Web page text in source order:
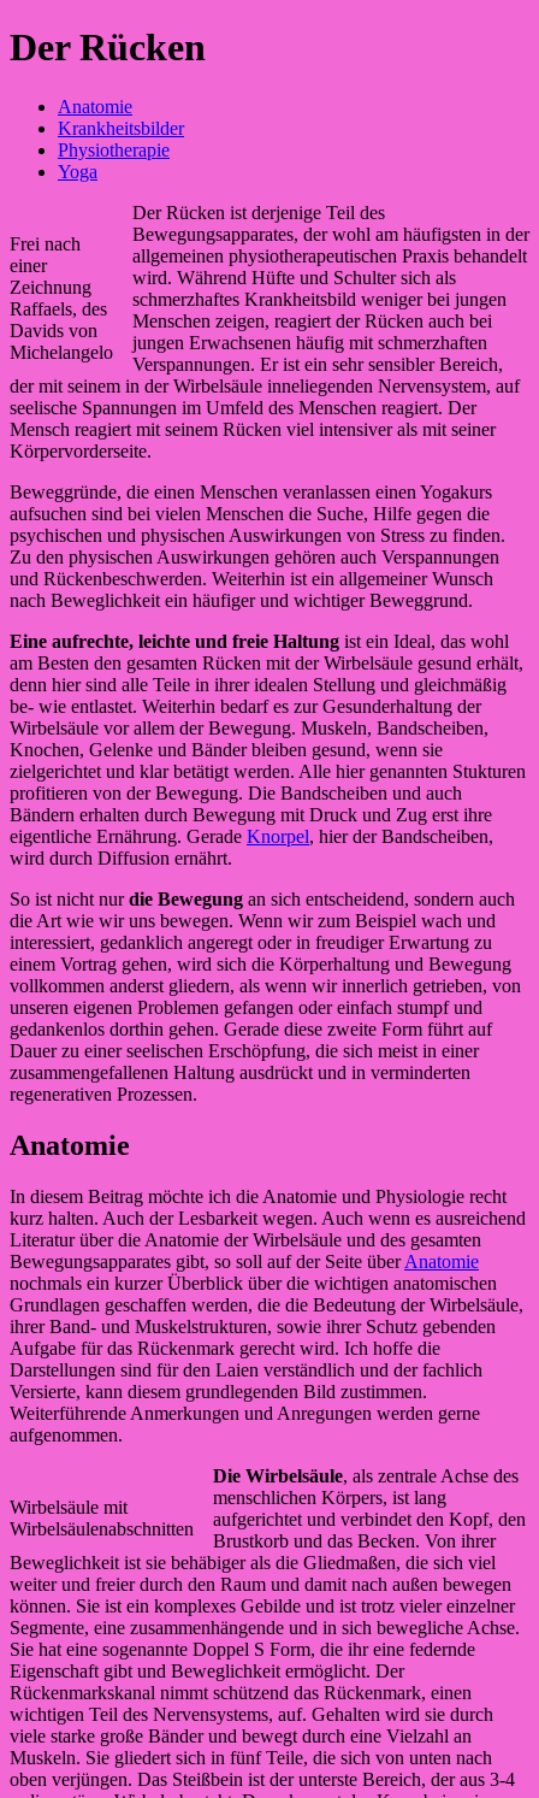
Der Rücken
Anatomie
Krankheitsbilder
Physiotherapie
Yoga
Frei nach
einer
Zeichnung
Raffaels, des
Davids von
Michelangelo
Der Rücken ist derjenige Teil des
Bewegungsapparates, der wohl am häufigsten in der
allgemeinen physiotherapeutischen Praxis behandelt
wird. Während Hüfte und Schulter sich als
schmerzhaftes Krankheitsbild weniger bei jungen
Menschen zeigen, reagiert der Rücken auch bei
jungen Erwachsenen häufig mit schmerzhaften
Verspannungen. Er ist ein sehr sensibler Bereich,
der mit seinem in der Wirbelsäule inneliegenden Nervensystem, auf
seelische Spannungen im Umfeld des Menschen reagiert. Der
Mensch reagiert mit seinem Rücken viel intensiver als mit seiner
Körpervorderseite.
Beweggründe, die einen Menschen veranlassen einen Yogakurs
aufsuchen sind bei vielen Menschen die Suche, Hilfe gegen die
psychischen und physischen Auswirkungen von Stress zu finden.
Zu den physischen Auswirkungen gehören auch Verspannungen
und Rückenbeschwerden. Weiterhin ist ein allgemeiner Wunsch
nach Beweglichkeit ein häufiger und wichtiger Beweggrund.
Eine aufrechte, leichte und freie Haltung ist ein Ideal, das wohl
am Besten den gesamten Rücken mit der Wirbelsäule gesund erhält,
denn hier sind alle Teile in ihrer idealen Stellung und gleichmäßig
be- wie entlastet. Weiterhin bedarf es zur Gesunderhaltung der
Wirbelsäule vor allem der Bewegung. Muskeln, Bandscheiben,
Knochen, Gelenke und Bänder bleiben gesund, wenn sie
zielgerichtet und klar betätigt werden. Alle hier genannten Stukturen
profitieren von der Bewegung. Die Bandscheiben und auch
Bändern erhalten durch Bewegung mit Druck und Zug erst ihre
eigentliche Ernährung. Gerade Knorpel, hier der Bandscheiben,
wird durch Diffusion ernährt.
So ist nicht nurdie Bewegung an sich entscheidend, sondern auch
die Art wie wir uns bewegen. Wenn wir zum Beispiel wach und
interessiert, gedanklich angeregt oder in freudiger Erwartung zu
einem Vortrag gehen, wird sich die Körperhaltung und Bewegung
vollkommen anderst gliedern, als wenn wir innerlich getrieben, von
unseren eigenen Problemen gefangen oder einfach stumpf und
gedankenlos dorthin gehen. Gerade diese zweite Form führt auf
Dauer zu einer seelischen Erschöpfung, die sich meist in einer
zusammengefallenen Haltung ausdrückt und in verminderten
regenerativen Prozessen.
Anatomie
In diesem Beitrag möchte ich die Anatomie und Physiologie recht
kurz halten. Auch der Lesbarkeit wegen. Auch wenn es ausreichend
Literatur über die Anatomie der Wirbelsäule und des gesamten
Bewegungsapparates gibt, so soll auf der Seite überAnatomie
nochmals ein kurzer Überblick über die wichtigen anatomischen
Grundlagen geschaffen werden, die die Bedeutung der Wirbelsäule,
ihrer Band- und Muskelstrukturen, sowie ihrer Schutz gebenden
Aufgabe für das Rückenmark gerecht wird. Ich hoffe die
Darstellungen sind für den Laien verständlich und der fachlich
Versierte, kann diesem grundlegenden Bild zustimmen.
Weiterführende Anmerkungen und Anregungen werden gerne
aufgenommen.
Wirbelsäule mit
Wirbelsäulenabschnitten
Die Wirbelsäule, als zentrale Achse des
menschlichen Körpers, ist lang
aufgerichtet und verbindet den Kopf, den
Brustkorb und das Becken. Von ihrer
Beweglichkeit ist sie behäbiger als die Gliedmaßen, die sich viel
weiter und freier durch den Raum und damit nach außen bewegen
können. Sie ist ein komplexes Gebilde und ist trotz vieler einzelner
Segmente, eine zusammenhängende und in sich bewegliche Achse.
Sie hat eine sogenannte Doppel S Form, die ihr eine federnde
Eigenschaft gibt und Beweglichkeit ermöglicht. Der
Rückenmarkskanal nimmt schützend das Rückenmark, einen
wichtigen Teil des Nervensystems, auf. Gehalten wird sie durch
viele starke große Bänder und bewegt durch eine Vielzahl an
Muskeln. Sie gliedert sich in fünf Teile, die sich von unten nach
oben verjüngen. Das Steißbein ist der unterste Bereich, der aus 3-4